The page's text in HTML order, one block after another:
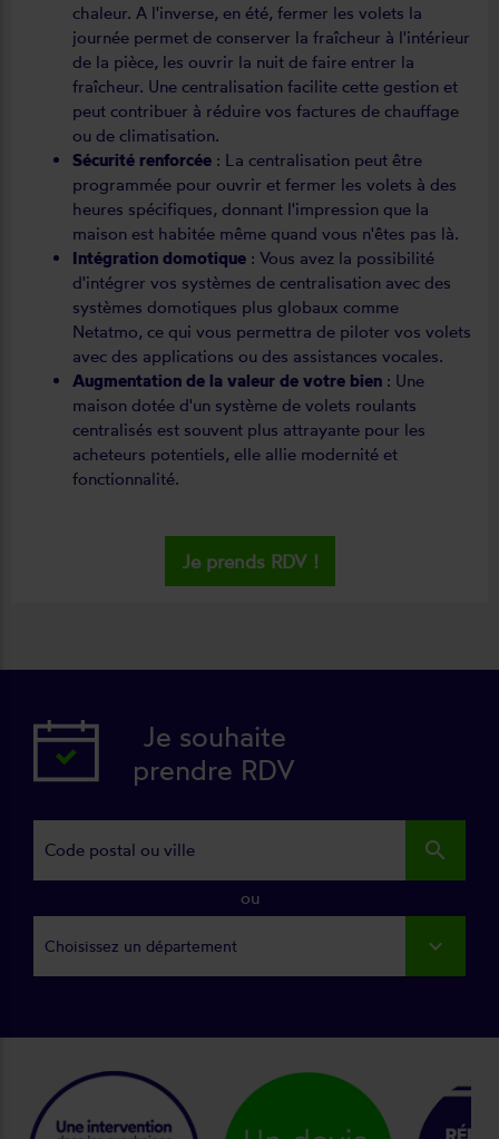
chaleur. A l'inverse, en été, fermer les volets la
journée permet de conserver la fraîcheur à l'intérieur
de la pièce, les ouvrir la nuit de faire entrer la
fraîcheur. Une centralisation facilite cette gestion et
peut contribuer à réduire vos factures de chauffage
ou de climatisation.
Sécurité renforcée : La centralisation peut être
programmée pour ouvrir et fermer les volets à des
heures spécifiques, donnant l'impression que la
maison est habitée même quand vous n'êtes pas là.
Intégration domotique : Vous avez la possibilité
d'intégrer vos systèmes de centralisation avec des
systèmes domotiques plus globaux comme
Netatmo, ce qui vous permettra de piloter vos volets
avec des applications ou des assistances vocales.
Augmentation de la valeur de votre bien : Une
maison dotée d'un système de volets roulants
centralisés est souvent plus attrayante pour les
acheteurs potentiels, elle allie modernité et
fonctionnalité.
Je prends RDV !
Je souhaite
prendre RDV
search
ou
Choisissez un département